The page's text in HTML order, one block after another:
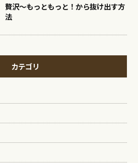
贅沢〜もっともっと！から抜け出す方
法
カテゴリ